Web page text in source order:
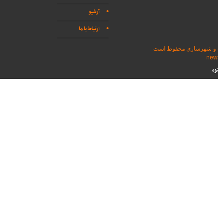
آرشیو
ارتباط با ما
و شهرسازی محفوظ است